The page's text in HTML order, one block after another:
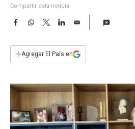
Compartir esta noticia
F
e
b
k
W
s
p
T
w
t
L
n
E
i
l
+Agregar El País en